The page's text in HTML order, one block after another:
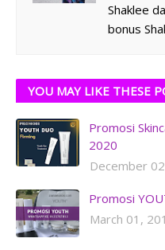
Shaklee
bonus
YOU MAY LIKE THESE
Promosi
2020
December
Promosi
March 01,